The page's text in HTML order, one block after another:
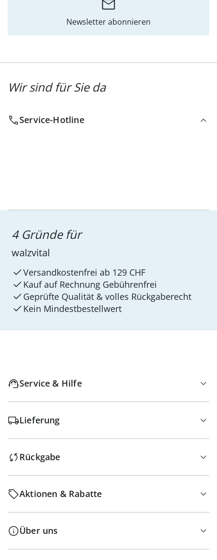
Newsletter abonnieren
Wir sind für Sie da
Service-Hotline
4 Gründe für
walzvital
Versandkostenfrei ab 129 CHF
Kauf auf Rechnung Gebührenfrei
Geprüfte Qualität & volles Rückgaberecht
Kein Mindest­bestellwert
Service & Hilfe
Lieferung
Rückgabe
Aktionen & Rabatte
Über uns